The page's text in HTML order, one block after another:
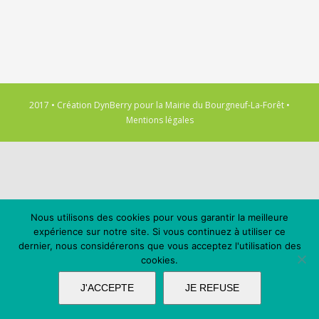
2017 • Création DynBerry pour la Mairie du Bourgneuf-La-Forêt •
Mentions légales
Nous utilisons des cookies pour vous garantir la meilleure
expérience sur notre site. Si vous continuez à utiliser ce
dernier, nous considérerons que vous acceptez l'utilisation des
cookies.
J'ACCEPTE JE REFUSE